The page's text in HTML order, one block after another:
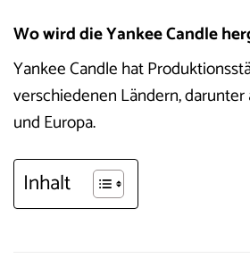
Wo wird die Yankee Candle
Yankee Candle hat
verschiedenen Ländern,
und Europa.
Inhalt